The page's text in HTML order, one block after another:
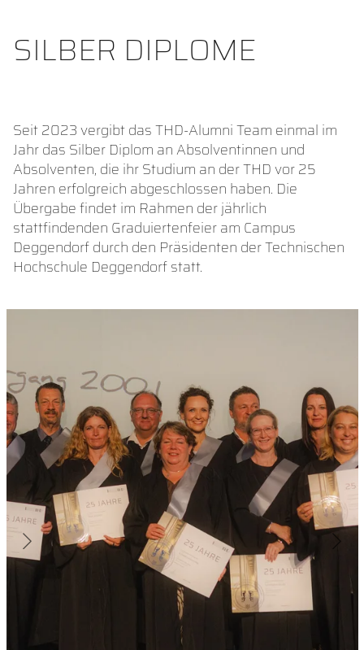
SILBER DIPLOME
Seit 2023 vergibt das THD-Alumni Team einmal im
Jahr das Silber Diplom an Absolventinnen und
Absolventen, die ihr Studium an der THD vor 25
Jahren erfolgreich abgeschlossen haben. Die
Übergabe findet im Rahmen der jährlich
stattfindenden Graduiertenfeier am Campus
Deggendorf durch den Präsidenten der Technischen
Hochschule Deggendorf statt.